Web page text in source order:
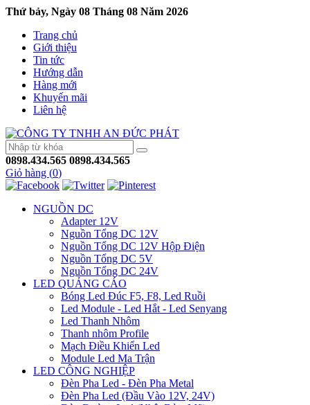
Thứ bảy, Ngày 08 Tháng 08 Năm 2026
Trang chủ
Giới thiệu
Tin tức
Hướng dẫn
Hàng mới
Khuyến mãi
Liên hệ
0898.434.565 0898.434.565
Giỏ hàng (0)
NGUỒN DC
Adapter 12V
Nguồn Tổng DC 12V
Nguồn Tổng DC 12V Hộp Điện
Nguồn Tổng DC 5V
Nguồn Tổng DC 24V
LED QUẢNG CÁO
Bóng Led Đúc F5, F8, Led Ruồi
Led Module - Led Hắt - Led Senyang
Led Thanh Nhôm
Thanh nhôm Profile
Mạch Điều Khiển Led
Module Led Ma Trận
LED CÔNG NGHIỆP
Đèn Pha Led - Đèn Pha Metal
Đèn Pha Led (Đầu Vào 12V, 24V)